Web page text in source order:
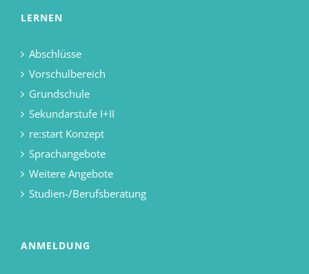
LERNEN
Abschlüsse
Vorschulbereich
Grundschule
Sekundarstufe I+II
re:start Konzept
Sprachangebote
Weitere Angebote
Studien-/Berufsberatung
ANMELDUNG